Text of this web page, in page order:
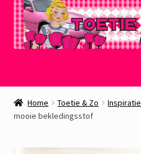
naar
navigatie
de
inhoud
Welkom
Home Toetie & Zo Inspiratie
mooie bekledingsstof